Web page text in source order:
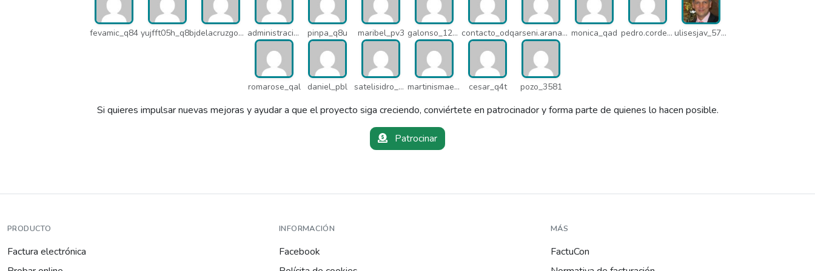
fevamic_q84 yujfft05h_q8b jdelacruzgonzalez2015_q8e administracion_pua pinpa_q8u maribel_pv3 galonso_12031 contacto_odq arseni.arana_16484 monica_qad pedro.corderonunez_qab ulisesjav_5758
romarose_qal daniel_pbl satelisidro_pt5 martinismaelima_qbd cesar_q4t pozo_3581
Si quieres impulsar nuevas mejoras y ayudar a que el proyecto siga creciendo, conviértete en patrocinador y forma parte de quienes lo hacen posible.
Patrocinar
PRODUCTO
Factura electrónica
INFORMACIÓN
Facebook
MÁS
FactuCon